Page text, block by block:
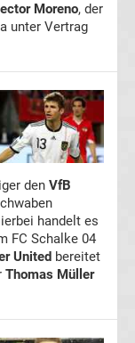
Moreno, der
unter Vertrag
den VfB
handelt es
FC Schalke 04
United bereitet
Thomas Müller